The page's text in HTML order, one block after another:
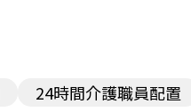
24時間介護職員配置